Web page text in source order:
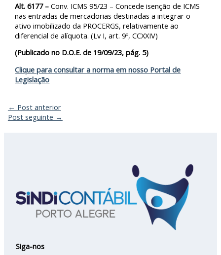
Alt. 6177 – Conv. ICMS 95/23 – Concede isenção de ICMS
nas entradas de mercadorias destinadas a integrar o
ativo imobilizado da PROCERGS, relativamente ao
diferencial de alíquota. (Lv I, art. 9º, CCXXIV)
(Publicado no D.O.E. de 19/09/23, pág. 5)
Clique para consultar a norma em nosso Portal de
Legislação
← Post anterior
Post seguinte →
Siga-nos